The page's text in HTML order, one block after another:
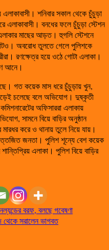
শনিবার সকাল থেকে চুঁচুড়া
এলাকাবাসী। বনধের ফলে চুঁচুড়া স্টেশন
মাছের আড়ত। হুগলি স্টেশনে
অবরোধ তুলতে গেলে পুলিশকে
রণক্ষেত্র হয়ে ওঠে গোটা এলাকা।
আনে।
গত কয়েক মাস ধরে চুঁচুড়ায় খুন,
চলেছে বলে অভিযোগ। দুষ্কৃতী
অফিসাররা এলাকায়
সামনে বিয়ে বাড়ির অনুষ্ঠান
করে ও থানায় তুলে নিয়ে যায়।
জনতা। পুলিশ শূন্যে বেশ কয়েক
এলাকা। পুলিশ বিয়ে বাড়ির
বরফ, বলছে গবেষণা
থেকে সরালেন ভাগবত